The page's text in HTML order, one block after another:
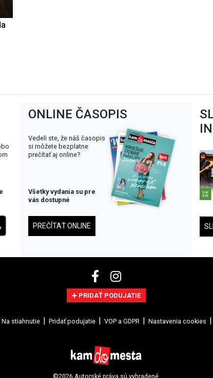
ONLINE ČASOPIS
Vedeli ste, že náš časopis
si môžete bezplatne
prečítať aj online?
Všetky vydania su pre
vás dostupné
PREČÍTAŤ ONLINE
PRIDAŤ PODUJATIE
Na stiahnutie Pridať podujatie VOP a GDPR Nastavenia cookies
©2026 Autorské práva sú vyhradené.